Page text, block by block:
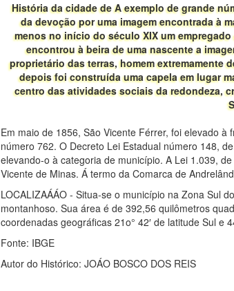
História da cidade de A exemplo de grande
da devoção por uma imagem encontrada à
menos no início do século XIX um
encontrou à beira de uma nascente a
proprietário das terras, homem extremamente
depois foi construída uma capela em lugar
centro das atividades sociais da redondeza,
Em maio de 1856, São Vicente Férrer, foi elevado
número 762. O Decreto Lei Estadual número 148,
elevando-o à categoria de município. A Lei 1.039,
Vicente de Minas. Á termo da Comarca de
LOCALIZAÁÁO - Situa-se o município na Zona Sul
montanhoso. Sua área é de 392,56 quilômetros
coordenadas geográficas 21o° 42′ de latitude Sul e
Fonte: IBGE
Autor do Histórico: JOÁO BOSCO DOS REIS